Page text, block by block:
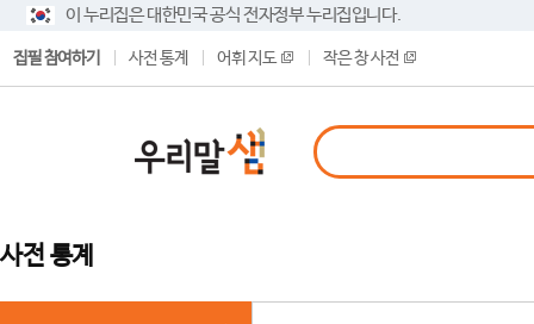
이 누리집은 대한민국 공식 전자정부 누리집입니다.
집필 참여하기 사전 통계 어휘 지도 작은 창 사전
사전 통계